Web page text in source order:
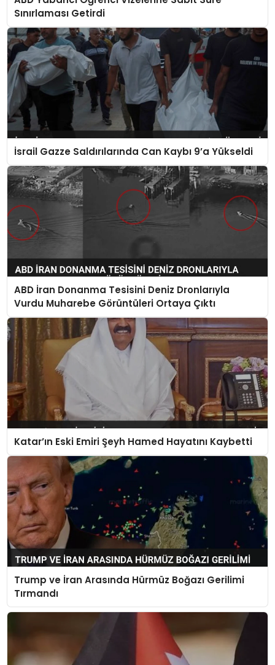
Sınırlaması Getirdi
İsrail Gazze Saldırılarında Can Kaybı 9’a Yükseldi
ABD İran Donanma Tesisini Deniz Dronlarıyla
Vurdu Muharebe Görüntüleri Ortaya Çıktı
Katar’ın Eski Emiri Şeyh Hamed Hayatını Kaybetti
Trump ve İran Arasında Hürmüz Boğazı Gerilimi
Tırmandı